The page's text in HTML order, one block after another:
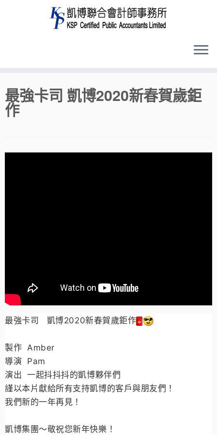
to
content
最強卡司 凱博2020新春賀歲鉅
作
最強卡司 凱博2020新春賀歲鉅作
製作 Amber
導演 Pam
演出 一起抖抖抖的凱博夥伴們
謹以本片獻給所有支持凱博的客戶與朋友們！
我們新的一年再見！
凱博集團～敬祝您新年快樂！